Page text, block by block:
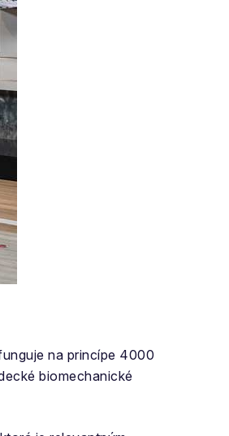
na princípe 4000
biomechanické